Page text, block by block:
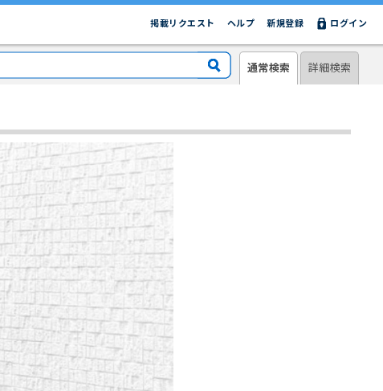
ログイン
新規登録
ヘルプ
掲載リクエスト
通常検索 詳細検索